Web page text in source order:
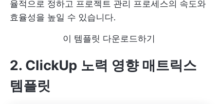
율적으로 정하고 프로젝트 관리 프로세스의 속도와
효율성을 높일 수 있습니다.
이 템플릿 다운로드하기
2. ClickUp 노력 영향 매트릭스
템플릿